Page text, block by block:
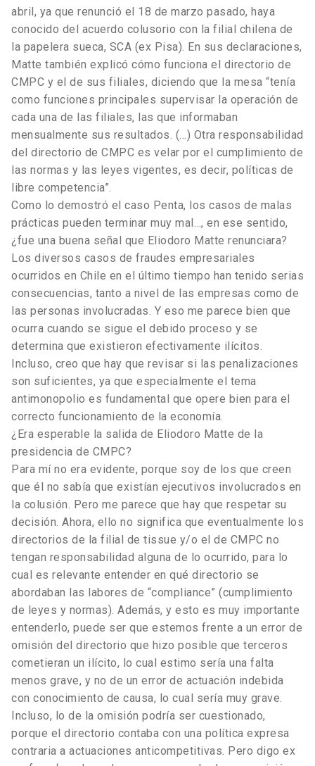
abril, ya que renunció el 18 de marzo pasado, haya
conocido del acuerdo colusorio con la filial chilena de
la papelera sueca, SCA (ex Pisa). En sus declaraciones,
Matte también explicó cómo funciona el directorio de
CMPC y el de sus filiales, diciendo que la mesa “tenía
como funciones principales supervisar la operación de
cada una de las filiales, las que informaban
mensualmente sus resultados. (…) Otra responsabilidad
del directorio de CMPC es velar por el cumplimiento de
las normas y las leyes vigentes, es decir, políticas de
libre competencia”.
Como lo demostró el caso Penta, los casos de malas
prácticas pueden terminar muy mal…, en ese sentido,
¿fue una buena señal que Eliodoro Matte renunciara?
Los diversos casos de fraudes empresariales
ocurridos en Chile en el último tiempo han tenido serias
consecuencias, tanto a nivel de las empresas como de
las personas involucradas. Y eso me parece bien que
ocurra cuando se sigue el debido proceso y se
determina que existieron efectivamente ilícitos.
Incluso, creo que hay que revisar si las penalizaciones
son suficientes, ya que especialmente el tema
antimonopolio es fundamental que opere bien para el
correcto funcionamiento de la economía.
¿Era esperable la salida de Eliodoro Matte de la
presidencia de CMPC?
Para mí no era evidente, porque soy de los que creen
que él no sabía que existían ejecutivos involucrados en
la colusión. Pero me parece que hay que respetar su
decisión. Ahora, ello no significa que eventualmente los
directorios de la filial de tissue y/o el de CMPC no
tengan responsabilidad alguna de lo ocurrido, para lo
cual es relevante entender en qué directorio se
abordaban las labores de “compliance” (cumplimiento
de leyes y normas). Además, y esto es muy importante
entenderlo, puede ser que estemos frente a un error de
omisión del directorio que hizo posible que terceros
cometieran un ilícito, lo cual estimo sería una falta
menos grave, y no de un error de actuación indebida
con conocimiento de causa, lo cual sería muy grave.
Incluso, lo de la omisión podría ser cuestionado,
porque el directorio contaba con una política expresa
contraria a actuaciones anticompetitivas. Pero digo ex